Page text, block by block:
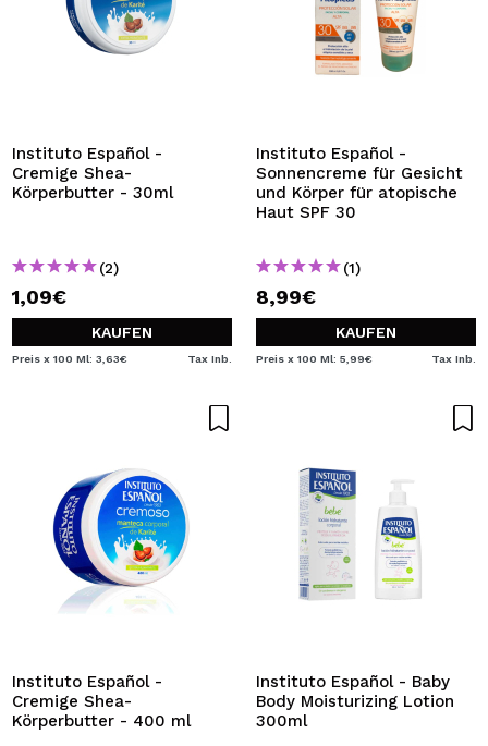
Instituto Español -
Cremige Shea-
Körperbutter - 30ml
(2)
1,09€
KAUFEN
Preis x 100 Ml: 3,63€ Tax Inb.
Instituto Español -
Sonnencreme für Gesicht
und Körper für atopische
Haut SPF 30
(1)
8,99€
KAUFEN
Preis x 100 Ml: 5,99€ Tax Inb.
Instituto Español -
Cremige Shea-
Körperbutter - 400 ml
Instituto Español - Baby
Body Moisturizing Lotion
300ml